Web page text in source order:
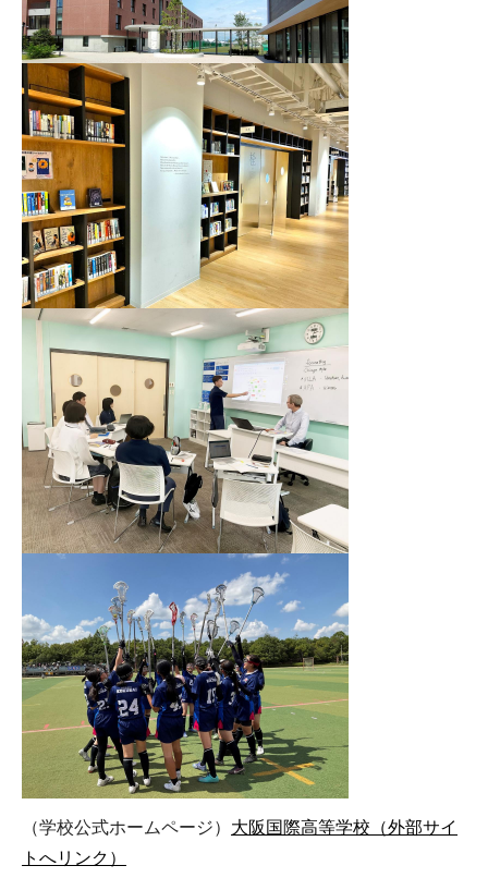
（学校公式ホームページ） 大阪国際高等学校（外部サイ
トへリンク）